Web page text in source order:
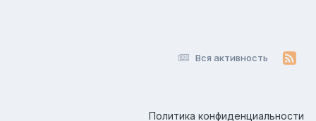
Вся активность
Политика конфиденциальности